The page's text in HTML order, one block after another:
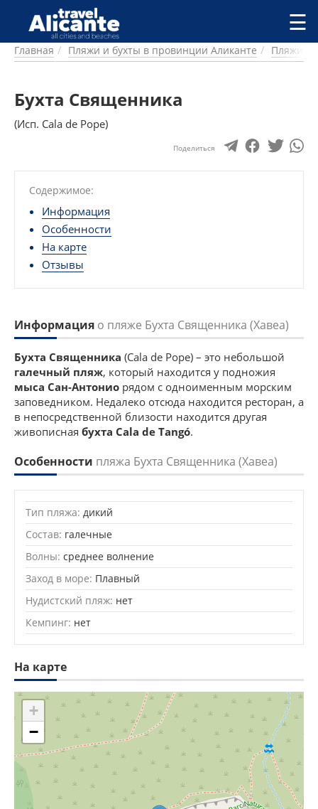
Перейти к основному содержанию
ГОРОДА
ПИТАНИЕ
ПРОЖИВАНИЕ
ПЛЯЖИ
ДОСТОПРИМЕЧАТЕЛЬНОСТИ
КЕМПИНГ
КОМАРКИ (РАЙОНЫ)
ПРЕДЛОЖЕНИЯ
СТАТЬИ
УСЛУГИ
☰
Главная Пляжи и бухты в провинции Аликанте Пляжи и
Бухта Священника
(Исп. Cala de Pope)
Поделиться
Содержимое:
Информация
Особенности
На карте
Отзывы
Информация о пляже Бухта Священника (Хавеа)
Бухта Священника (Cala de Pope) – это небольшой
галечный пляж, который находится у подножия
мыса Сан-Антонио рядом с одноименным морским
заповедником. Недалеко отсюда находится ресторан, а
в непосредственной близости находится другая
живописная бухта Cala de Tangó.
Особенности пляжа Бухта Священника (Хавеа)
Тип пляжа: дикий
Состав: галечные
Волны: среднее волнение
Заход в море: Плавный
Нудистский пляж: нет
Кемпинг: нет
На карте
+
−